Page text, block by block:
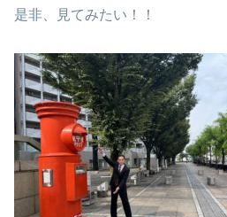
是非、見てみたい！！